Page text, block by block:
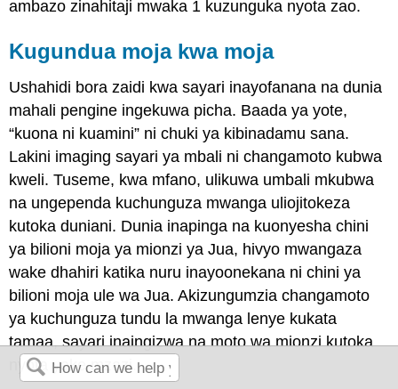
ambazo zinahitaji mwaka 1 kuzunguka nyota zao.
Kugundua moja kwa moja
Ushahidi bora zaidi kwa sayari inayofanana na dunia
mahali pengine ingekuwa picha. Baada ya yote,
“kuona ni kuamini” ni chuki ya kibinadamu sana.
Lakini imaging sayari ya mbali ni changamoto kubwa
kweli. Tuseme, kwa mfano, ulikuwa umbali mkubwa
na ungependa kuchunguza mwanga uliojitokeza
kutoka duniani. Dunia inapinga na kuonyesha chini
ya bilioni moja ya mionzi ya Jua, hivyo mwangaza
wake dhahiri katika nuru inayoonekana ni chini ya
bilioni moja ule wa Jua. Akizungumzia changamoto
ya kuchunguza tundu la mwanga lenye kukata
tamaa, sayari inaingizwa na moto wa mionzi kutoka
nyota yake mzazi.